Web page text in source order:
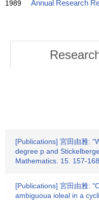
1989 Annual Research
[Publications] 宮田由雅:
degree p and
Mathematics. 15. 157-
[Publications] 宮田由雅:
ambiguoua ioleal in a